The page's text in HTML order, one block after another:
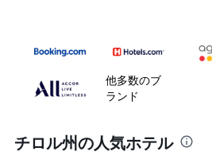
他多数のブ
ランド
チロル州の人気ホテル